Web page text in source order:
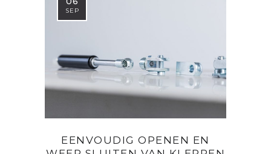
SEP
EENVOUDIG OPENEN EN